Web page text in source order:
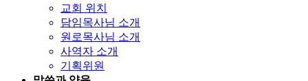
교회 위치
담임목사님 소개
원로목사님 소개
사역자 소개
기획위원